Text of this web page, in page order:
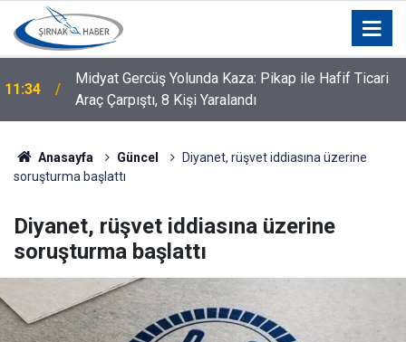
11:34
Midyat Gercüş Yolunda Kaza: Pikap ile Hafif Ticari
Araç Çarpıştı, 8 Kişi Yaralandı
Anasayfa Güncel
Diyanet, rüşvet iddiasına üzerine
soruşturma başlattı
Diyanet, rüşvet iddiasına üzerine
soruşturma başlattı